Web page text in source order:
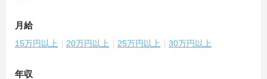
月給
15万円以上 20万円以上 25万円以上 30万円以上
年収